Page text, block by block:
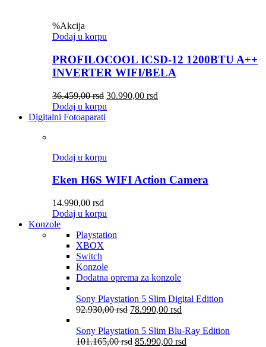
%Akcija
Dodaj u korpu
PROFILOCOOL ICSD-12 1200BTU A++
INVERTER WIFI/BELA
36.459,00rsd 30.990,00 rsd
Dodaj u korpu
Digitalni Fotoaparati
Dodaj u korpu
Eken H6S WIFI Action Camera
14.990,00 rsd
Dodaj u korpu
Konzole
Playstation
XBOX
Switch
Konzole
Dodatna oprema za konzole
Sony Playstation 5 Slim Digital Edition
92.930,00rsd 78.990,00 rsd
Sony Playstation 5 Slim Blu-Ray Edition
101.165,00rsd 85.990,00 rsd